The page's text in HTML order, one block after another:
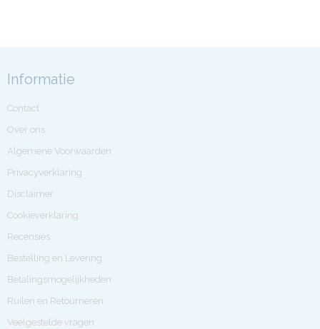
Informatie
Contact
Over ons
Algemene Voorwaarden
Privacyverklaring
Disclaimer
Cookieverklaring
Recensies
Bestelling en Levering
Betalingsmogelijkheden
Ruilen en Retourneren
Veelgestelde vragen